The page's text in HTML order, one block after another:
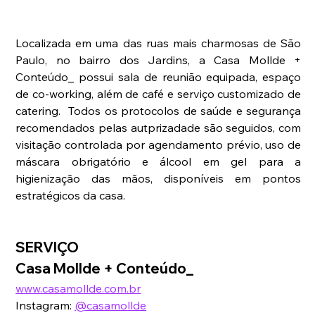
Localizada em uma das ruas mais charmosas de São
Paulo, no bairro dos Jardins, a Casa Mollde +
Conteúdo_ possui sala de reunião equipada, espaço
de co-working, além de café e serviço customizado de
catering.  Todos os protocolos de saúde e segurança
recomendados pelas autprizadade são seguidos, com
visitação controlada por agendamento prévio, uso de
máscara obrigatório e álcool em gel para a
higienização das mãos, disponíveis em pontos
estratégicos da casa.
SERVIÇO
Casa Mollde + Conteúdo_
www.casamollde.com.br
Instagram: @casamollde